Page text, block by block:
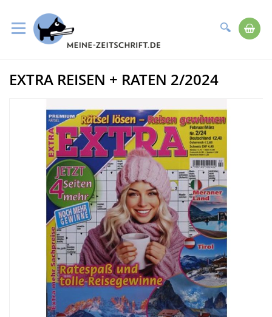
Suche
zum
Inhalt
Zum
Bildergalerie
EXTRA REISEN + RATEN 2/2024